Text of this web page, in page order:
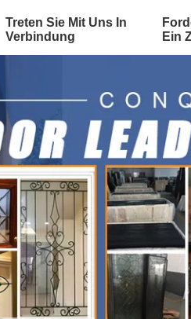
Treten Sie Mit Uns In
Verbindung
Ein